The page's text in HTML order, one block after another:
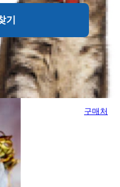
기
구매처
곤충이나 다른 동물을
하죠. 하지만 어떤 곤
침을 쏘기도 합니다.